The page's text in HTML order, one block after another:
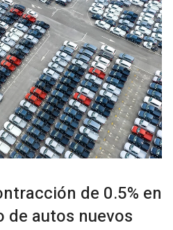
de 0.5% en
autos nuevos